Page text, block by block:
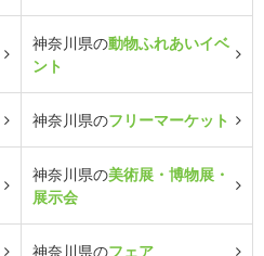
神奈川県の動物ふれあいイベ
ント
神奈川県のフリーマーケット
神奈川県の美術展・博物展・
展示会
神奈川県のフェア